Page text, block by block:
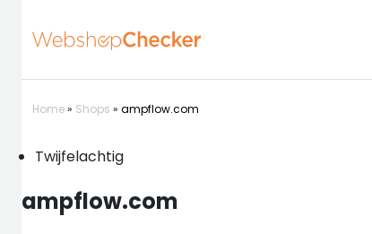
Home» Shops » ampflow.com
Twijfelachtig
ampflow.com